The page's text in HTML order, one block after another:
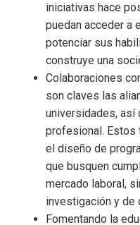
iniciativas hace
puedan acceder a
potenciar sus
construye una
Colaboraciones
son claves las
universidades, así
profesional. Estos
el diseño de
que busquen
mercado laboral,
investigación y de
Fomentando la